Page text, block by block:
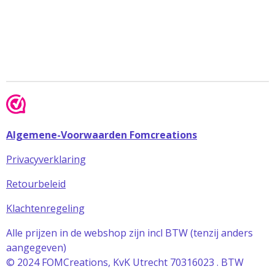
Algemene-Voorwaarden Fomcreations
Privacyverklaring
Retourbeleid
Klachtenregeling
Alle prijzen in de webshop zijn incl BTW (tenzij anders
aangegeven)
© 2024 FOMCreations, KvK Utrecht 70316023 . BTW